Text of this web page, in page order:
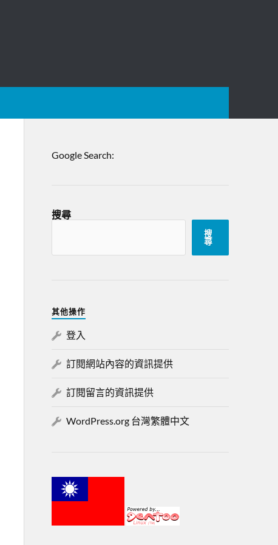
Google Search:
搜尋
搜
尋
其他操作
登入
訂閱網站內容的資訊提供
訂閱留言的資訊提供
WordPress.org 台灣繁體中文